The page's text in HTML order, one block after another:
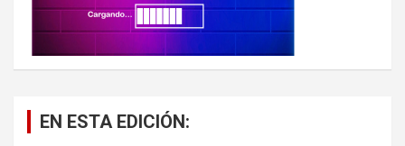
EN ESTA EDICIÓN: